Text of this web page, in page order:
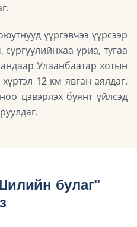
үүргэвчээ үүрсээр
уриа, тугаа
Улаанбаатар хотын
12 км явган аялдаг.
цэвэрлэх буянт үйлсэд
булаг"